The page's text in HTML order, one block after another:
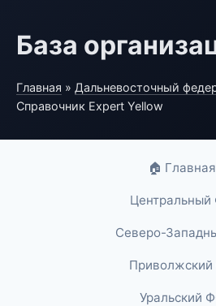
База
Главная » Дальневосточный
Справочник Expert Yellow
🏠 Главная
Северо-
Уральский